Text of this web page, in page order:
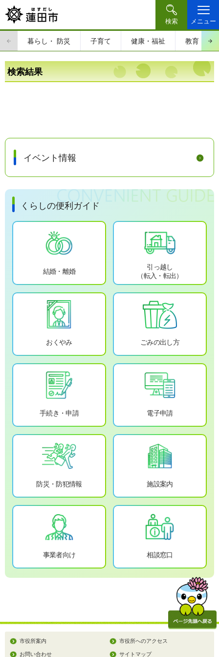
検索 メニュー
暮らし・ 防災 子育て 健康・福祉 教育・文
検索結果
イベント情報
くらしの便利ガイド
結婚・離婚
引っ越し
（転入・転出）
おくやみ ごみの出し方
手続き・申請 電子申請
防災・防犯情報 施設案内
事業者向け 相談窓口
市役所案内 市役所へのアクセス
お問い合わせ サイトマップ